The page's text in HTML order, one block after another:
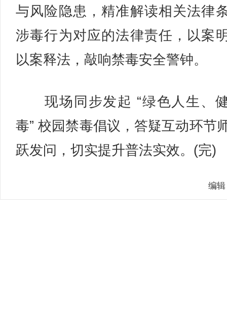
与风险隐患，精准解读相关法律
涉毒行为对应的法律责任，以案
以案释法，敲响禁毒安全警钟。
现场同步发起 “绿色人生、
毒” 校园禁毒倡议，答疑互动环节
跃发问，切实提升普法实效。(完)
编